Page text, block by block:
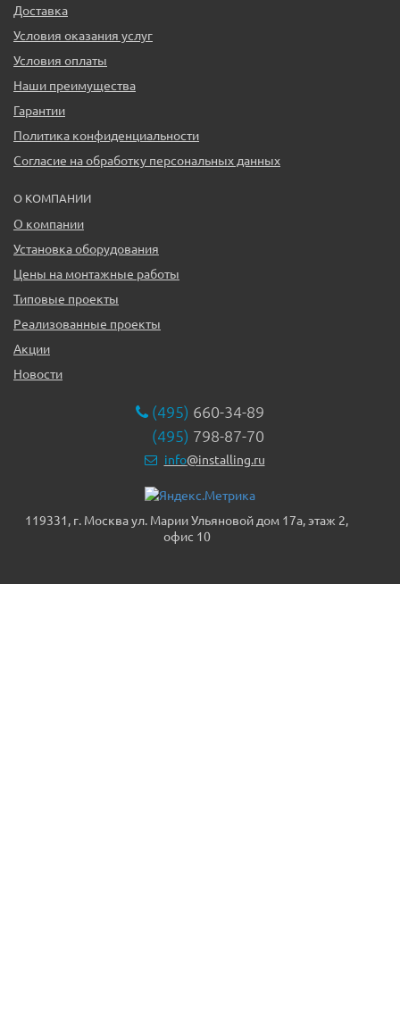
Доставка
Условия оказания услуг
Условия оплаты
Наши преимущества
Гарантии
Политика конфиденциальности
Согласие на обработку персональных данных
О КОМПАНИИ
О компании
Установка оборудования
Цены на монтажные работы
Типовые проекты
Реализованные проекты
Акции
Новости
(495) 660-34-89
(495) 798-87-70
info@installing.ru
119331, г. Москва ул. Марии Ульяновой дом 17а, этаж 2,
офис 10